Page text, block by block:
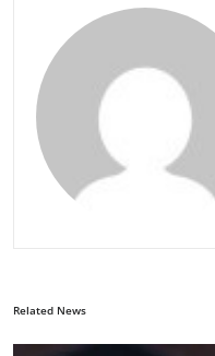
Related News